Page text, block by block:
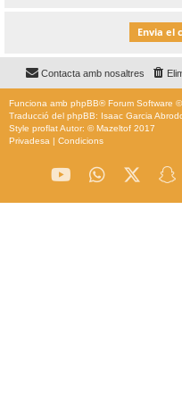
Contacta amb nosaltres
Funciona amb phpBB® Forum Software
Traducció del phpBB: Isaac Garcia
Style proflatAutor: ©Mazeltof 2017
Privadesa | Condicions